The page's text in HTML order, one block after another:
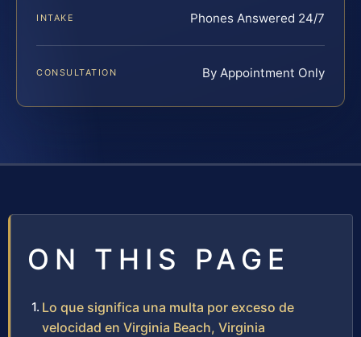
INTAKE Phones Answered 24/7
CONSULTATION By Appointment Only
ON THIS PAGE
Lo que significa una multa por exceso de
velocidad en Virginia Beach, Virginia